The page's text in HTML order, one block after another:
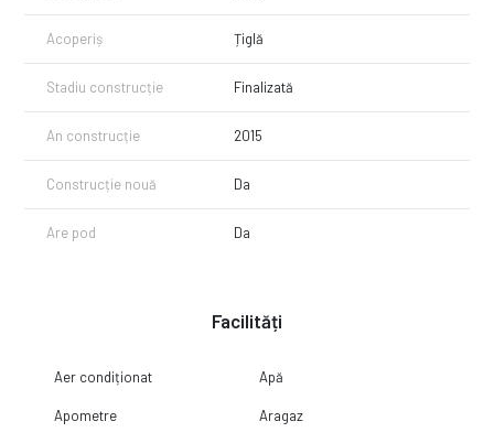
Acoperiș Țiglă
Stadiu construcție Finalizată
An construcție 2015
Construcție nouă Da
Are pod Da
Facilități
Aer condiționat Apă
Apometre Aragaz